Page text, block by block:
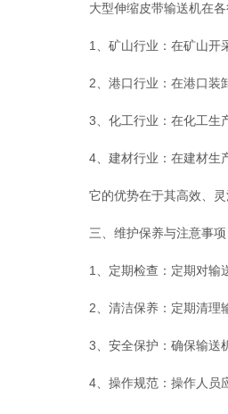
大型伸缩皮带输送机在各
1、矿山行业：在矿山开采
2、港口行业：在港口装卸
3、化工行业：在化工生产
4、建材行业：在建材生产
它的优势在于其高效、灵
三、维护保养与注意事项
1、定期检查：定期对输送
2、清洁保养：定期清理输
3、安全保护：确保输送机
4、操作规范：操作人员应